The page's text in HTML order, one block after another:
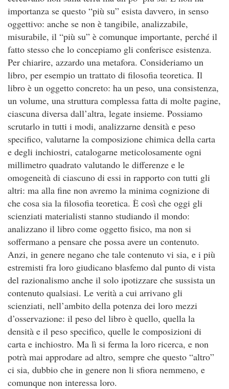
importanza se questo “più su” esista davvero, in senso
oggettivo: anche se non è tangibile, analizzabile,
misurabile, il “più su” è comunque importante, perché il
fatto stesso che lo concepiamo gli conferisce esistenza.
Per chiarire, azzardo una metafora. Consideriamo un
libro, per esempio un trattato di filosofia teoretica. Il
libro è un oggetto concreto: ha un peso, una consistenza,
un volume, una struttura complessa fatta di molte pagine,
ciascuna diversa dall’altra, legate insieme. Possiamo
scrutarlo in tutti i modi, analizzarne densità e peso
specifico, valutarne la composizione chimica della carta
e degli inchiostri, catalogarne meticolosamente ogni
millimetro quadrato valutando le differenze e le
omogeneità di ciascuno di essi in rapporto con tutti gli
altri: ma alla fine non avremo la minima cognizione di
che cosa sia la filosofia teoretica. È così che oggi gli
scienziati materialisti stanno studiando il mondo:
analizzano il libro come oggetto fisico, ma non si
soffermano a pensare che possa avere un contenuto.
Anzi, in genere negano che tale contenuto vi sia, e i più
estremisti fra loro giudicano blasfemo dal punto di vista
del razionalismo anche il solo ipotizzare che sussista un
contenuto qualsiasi. Le verità a cui arrivano gli
scienziati, nell’ambito della potenza dei loro mezzi
d’osservazione: il peso del libro è quello, quella la
densità e il peso specifico, quelle le composizioni di
carta e inchiostro. Ma lì si ferma la loro ricerca, e non
potrà mai approdare ad altro, sempre che questo “altro”
ci sia, dubbio che in genere non li sfiora nemmeno, e
comunque non interessa loro.